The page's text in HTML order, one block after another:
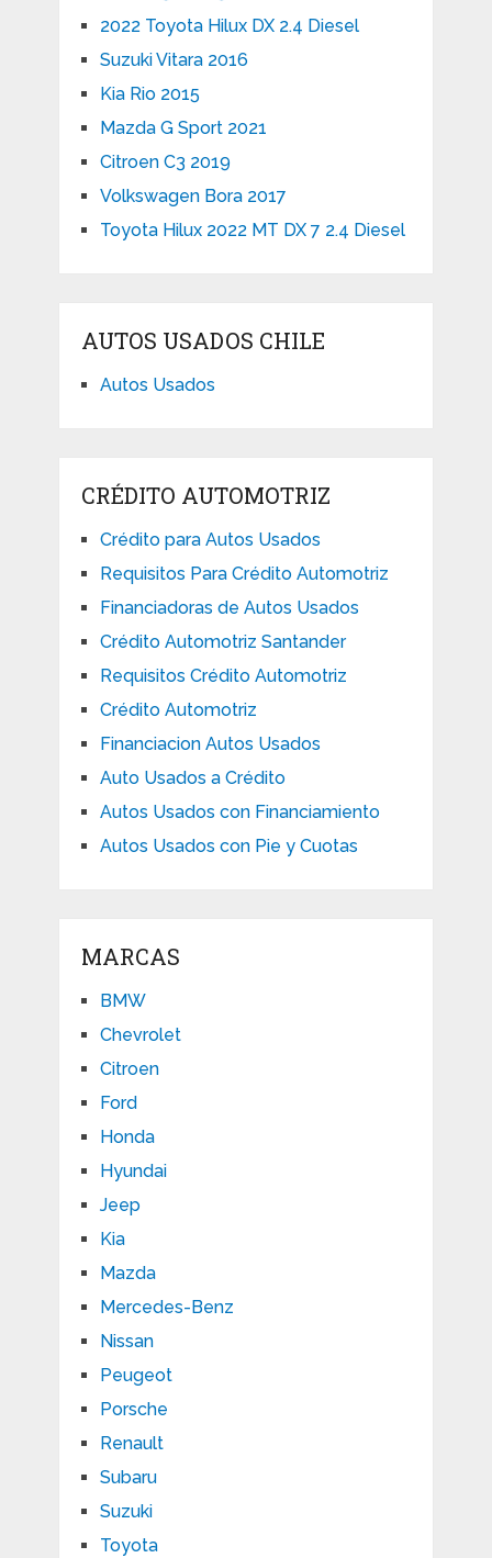
2022 Toyota Hilux DX 2.4 Diesel
Suzuki Vitara 2016
Kia Rio 2015
Mazda G Sport 2021
Citroen C3 2019
Volkswagen Bora 2017
Toyota Hilux 2022 MT DX 7 2.4 Diesel
AUTOS USADOS CHILE
Autos Usados
CRÉDITO AUTOMOTRIZ
Crédito para Autos Usados
Requisitos Para Crédito Automotriz
Financiadoras de Autos Usados
Crédito Automotriz Santander
Requisitos Crédito Automotriz
Crédito Automotriz
Financiacion Autos Usados
Auto Usados a Crédito
Autos Usados con Financiamiento
Autos Usados con Pie y Cuotas
MARCAS
BMW
Chevrolet
Citroen
Ford
Honda
Hyundai
Jeep
Kia
Mazda
Mercedes-Benz
Nissan
Peugeot
Porsche
Renault
Subaru
Suzuki
Toyota